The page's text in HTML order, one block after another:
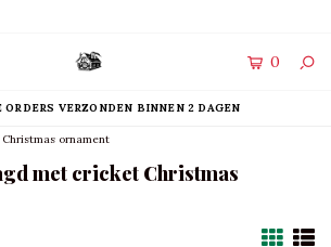
0
VERZONDEN BINNEN 2 DAGEN
ornament
met cricket Christmas